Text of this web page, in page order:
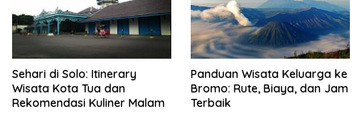
Sehari di Solo: Itinerary
Wisata Kota Tua dan
Rekomendasi Kuliner Malam
Panduan Wisata Keluarga ke
Bromo: Rute, Biaya, dan Jam
Terbaik